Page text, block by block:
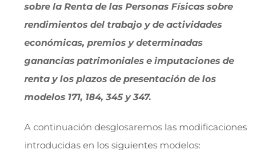
sobre la Renta de las Personas Físicas sobre
rendimientos del trabajo y de actividades
económicas, premios y determinadas
ganancias patrimoniales e imputaciones de
renta y los plazos de presentación de los
modelos 171, 184, 345 y 347.
A continuación desglosaremos las modificaciones
introducidas en los siguientes modelos: